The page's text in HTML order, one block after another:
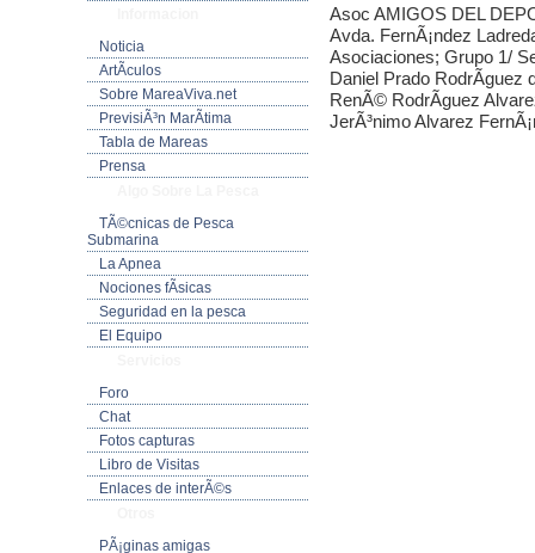
Noticia
ArtÃ­culos
Sobre MareaViva.net
PrevisiÃ³n MarÃ­tima
Tabla de Mareas
Prensa
TÃ©cnicas de Pesca
Submarina
La Apnea
Nociones fÃ­sicas
Seguridad en la pesca
El Equipo
Foro
Chat
Fotos capturas
Libro de Visitas
Enlaces de interÃ©s
PÃ¡ginas amigas
Asoc AMIGOS DEL
Avda. FernÃ¡ndez
Asociaciones; Grupo 1/
Daniel Prado RodrÃ­guez
RenÃ© RodrÃ­guez
JerÃ³nimo Alvarez